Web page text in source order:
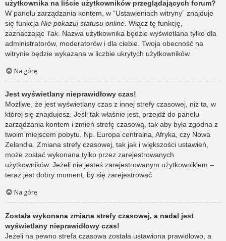
użytkownika na liście użytkowników przeglądających forum?
W panelu zarządzania kontem, w “Ustawieniach witryny” znajduje
się funkcja Nie pokazuj statusu online . Włącz tę funkcję,
zaznaczając Tak. Nazwa użytkownika będzie wyświetlana tylko dla
administratorów, moderatorów i dla ciebie. Twoja obecność na
witrynie będzie wykazana w liczbie ukrytych użytkowników.
Na górę
Jest wyświetlany nieprawidłowy czas!
Możliwe, że jest wyświetlany czas z innej strefy czasowej, niż ta, w
której się znajdujesz. Jeśli tak właśnie jest, przejdź do panelu
zarządzania kontem i zmień strefę czasową, tak aby była zgodna z
twoim miejscem pobytu. Np. Europa centralna, Afryka, czy Nowa
Zelandia. Zmiana strefy czasowej, tak jak i większości ustawień,
może zostać wykonana tylko przez zarejestrowanych
użytkowników. Jeżeli nie jesteś zarejestrowanym użytkownikiem –
teraz jest dobry moment, by się zarejestrować.
Na górę
Została wykonana zmiana strefy czasowej, a nadal jest
wyświetlany nieprawidłowy czas!
Jeżeli na pewno strefa czasowa została ustawiona prawidłowo, a